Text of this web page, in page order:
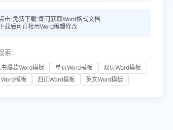
击"免费下载"即可获取Word格式文档
载后可直接用Word编辑修改
索：
爆款Word模板 单页Word模板
双页Word模板
模板
四页Word模板 英文Word模板